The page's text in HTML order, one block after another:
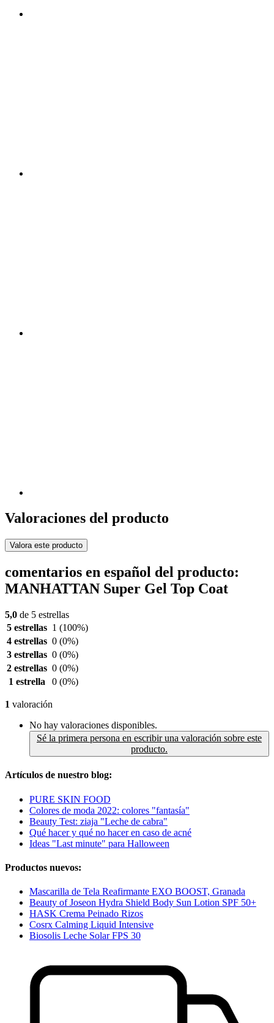
Valoraciones del producto
Valora este producto
comentarios en español del producto:
MANHATTAN Super Gel Top Coat
5,0 de 5 estrellas
5 estrellas 1 (100%)
4 estrellas 0 (0%)
3 estrellas 0 (0%)
2 estrellas 0 (0%)
1 estrella
0 (0%)
1 valoración
No hay valoraciones disponibles.
Sé la primera persona en escribir una valoración sobre este
producto.
Artículos de nuestro blog:
PURE SKIN FOOD
Colores de moda 2022: colores "fantasía"
Beauty Test: ziaja "Leche de cabra"
Qué hacer y qué no hacer en caso de acné
Ideas "Last minute" para Halloween
Productos nuevos:
Mascarilla de Tela Reafirmante EXO BOOST, Granada
Beauty of Joseon Hydra Shield Body Sun Lotion SPF 50+
HASK Crema Peinado Rizos
Cosrx Calming Liquid Intensive
Biosolis Leche Solar FPS 30